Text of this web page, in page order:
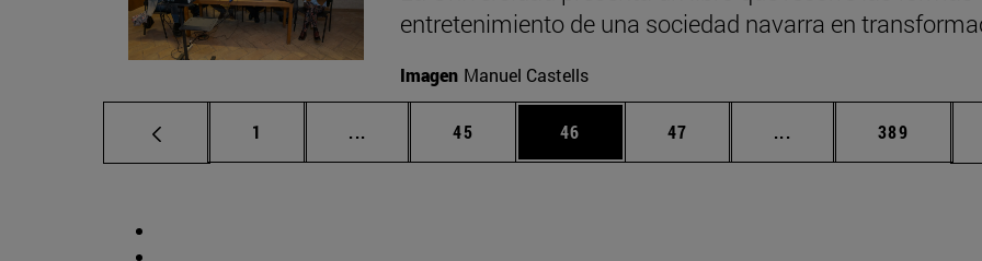
entretenimiento de una sociedad navarra en
Imagen Manuel Castells
Página
1 ... Páginas intermedias Use TAB para desplazarse.
Página
45 Página
46 Página
47 ... Páginas intermedias
Página
389